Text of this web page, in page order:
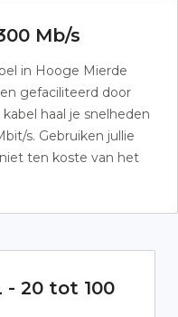
Mb/s
in Hooge Mierde
gefaciliteerd door
haal je snelheden
s. Gebruiken jullie
ten koste van het
- 20 tot 100